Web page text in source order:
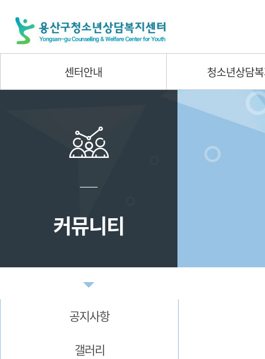
센터안내 청소년상담
커뮤니티
공지사항
갤러리